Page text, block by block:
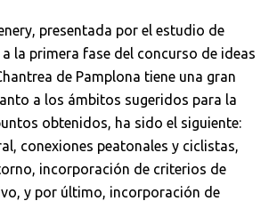
presentada por el estudio de
la primera fase del concurso de ideas
de Pamplona tiene una gran
a los ámbitos sugeridos para la
obtenidos, ha sido el siguiente:
conexiones peatonales y ciclistas,
incorporación de criterios de
y por último, incorporación de